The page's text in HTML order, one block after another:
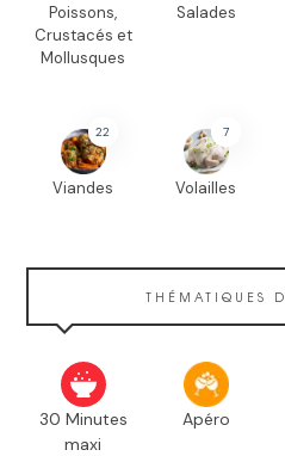
Poissons,
Crustacés et
Mollusques
Salades
22
Viandes
7
Volailles
THÉMATIQUES
30 Minutes
maxi
Apéro